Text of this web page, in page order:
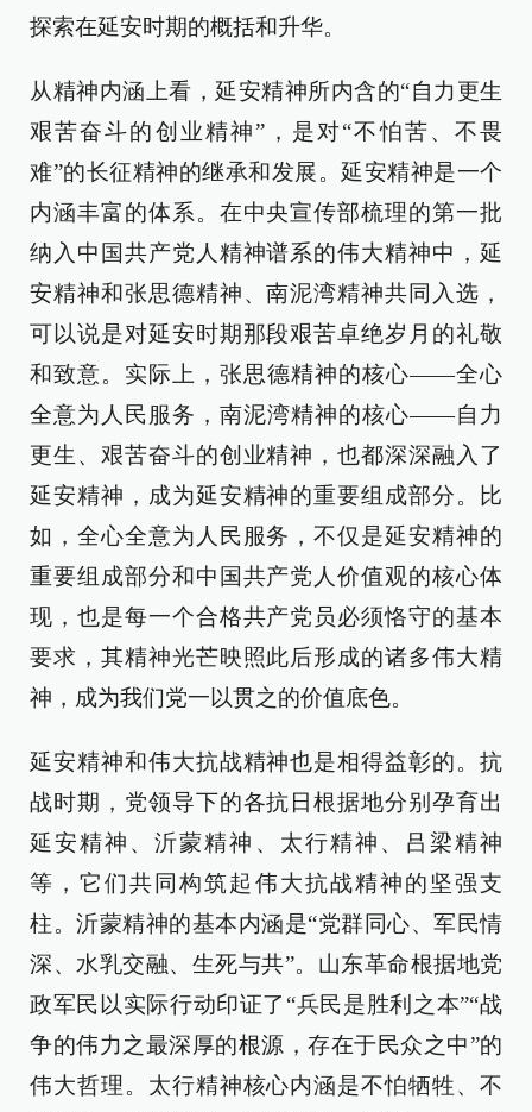
探索在延安时期的概括和升华。
从精神内涵上看，延安精神所内含的“自力更生
艰苦奋斗的创业精神”，是对“不怕苦、不畏
难”的长征精神的继承和发展。延安精神是一个
内涵丰富的体系。在中央宣传部梳理的第一批
纳入中国共产党人精神谱系的伟大精神中，延
安精神和张思德精神、南泥湾精神共同入选，
可以说是对延安时期那段艰苦卓绝岁月的礼敬
和致意。实际上，张思德精神的核心——全心
全意为人民服务，南泥湾精神的核心——自力
更生、艰苦奋斗的创业精神，也都深深融入了
延安精神，成为延安精神的重要组成部分。比
如，全心全意为人民服务，不仅是延安精神的
重要组成部分和中国共产党人价值观的核心体
现，也是每一个合格共产党员必须恪守的基本
要求，其精神光芒映照此后形成的诸多伟大精
神，成为我们党一以贯之的价值底色。
延安精神和伟大抗战精神也是相得益彰的。抗
战时期，党领导下的各抗日根据地分别孕育出
延安精神、沂蒙精神、太行精神、吕梁精神
等，它们共同构筑起伟大抗战精神的坚强支
柱。沂蒙精神的基本内涵是“党群同心、军民情
深、水乳交融、生死与共”。山东革命根据地党
政军民以实际行动印证了“兵民是胜利之本”“战
争的伟力之最深厚的根源，存在于民众之中”的
伟大哲理。太行精神核心内涵是不怕牺牲、不